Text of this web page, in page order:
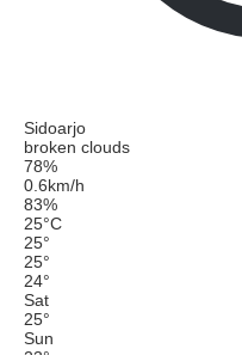
Sidoarjo
broken clouds
78%
0.6km/h
83%
25°C
25°
25°
24°
Sat
25°
Sun